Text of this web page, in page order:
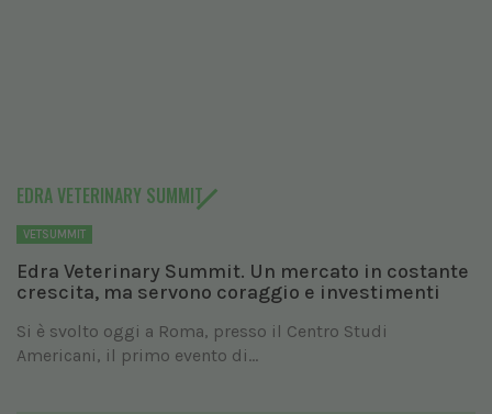
EDRA VETERINARY SUMMIT
VETSUMMIT
Edra Veterinary Summit. Un mercato in costante
crescita, ma servono coraggio e investimenti
Si è svolto oggi a Roma, presso il Centro Studi
Americani, il primo evento di...